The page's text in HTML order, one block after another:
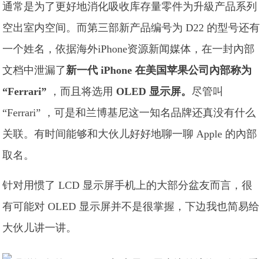
通常是为了更好地消化吸收库存量零件为升級产品系列
空出室内空间。而第三部新产品编号为 D22 的型号还有
一个姓名，依据海外iPhone资源新闻媒体，在一封內部
文档中泄漏了新一代 iPhone 在美国苹果公司內部称为
“Ferrari”
，而且将选用 OLED 显示屏。 尽管叫
“Ferrari” ，可是和兰博基尼这一知名品牌还真没有什么
关联。有时间能够和大伙儿好好地聊一聊 Apple 的內部
取名。
针对用惯了 LCD 显示屏手机上的大部分盆友而言，很
有可能对 OLED 显示屏并不是很掌握，下边我也简易给
大伙儿讲一讲。